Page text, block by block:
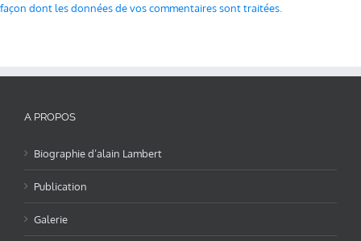
façon dont les données de vos commentaires sont traitées
A PROPOS
Biographie d’alain Lambert
Publication
Galerie